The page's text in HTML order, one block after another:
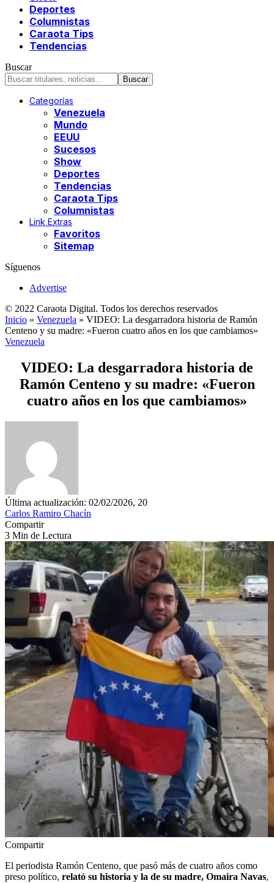
Deportes
Columnistas
Caraota Tips
Tendencias
Buscar
Categorías
Venezuela
Mundo
EEUU
Sucesos
Show
Deportes
Tendencias
Caraota Tips
Columnistas
Link Extras
Favoritos
Sitemap
Síguenos
Advertise
© 2022 Caraota Digital. Todos los derechos reservados
Inicio » Venezuela » VIDEO: La desgarradora historia de Ramón
Centeno y su madre: «Fueron cuatro años en los que cambiamos»
Venezuela
VIDEO: La desgarradora historia de
Ramón Centeno y su madre: «Fueron
cuatro años en los que cambiamos»
Última actualización: 02/02/2026, 20
Carlos Ramiro Chacín
Compartir
3 Min de Lectura
Compartir
El periodista Ramón Centeno, que pasó más de cuatro años como
preso político, relató su historia y la de su madre, Omaira Navas,